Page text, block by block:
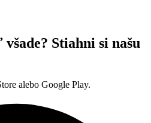
všade? Stiahni si našu
alebo Google Play.